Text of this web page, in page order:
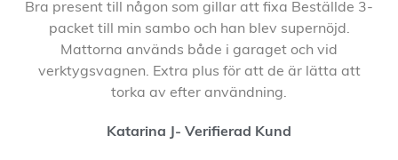
Bra present till någon som gillar att fixa Beställde 3-
packet till min sambo och han blev supernöjd.
Mattorna används både i garaget och vid
verktygsvagnen. Extra plus för att de är lätta att
torka av efter användning.
Katarina J- Verifierad Kund